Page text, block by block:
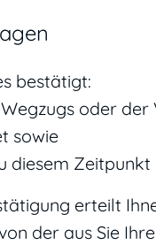
bestätigt:
oder
sowie
diesem Zeitpunkt
erteilt
der aus Sie